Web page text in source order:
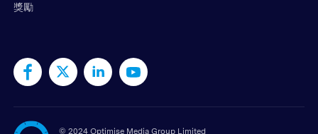
獎勵
© 2024 Optimise Media Group Limited